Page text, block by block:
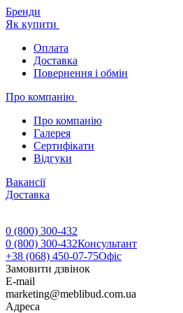
Бренди
Як купити
Оплата
Доставка
Повернення і обмін
Про компанію
Про компанію
Галерея
Сертифікати
Відгуки
Вакансії
Доставка
0 (800) 300-432
0 (800) 300-432Консультант
+38 (068) 450-07-75Офіс
Замовити дзвінок
E-mail
marketing@meblibud.com.ua
Адреса